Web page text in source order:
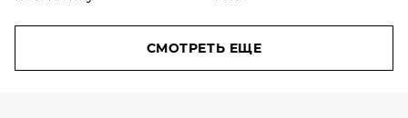
СМОТРЕТЬ ЕЩЕ